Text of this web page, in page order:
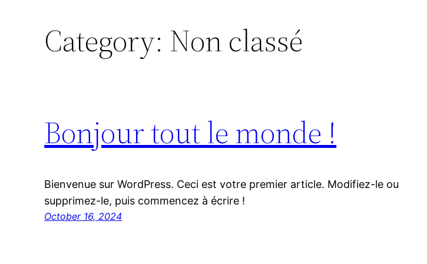
Category: Non classé
Bonjour tout le monde !
Bienvenue sur WordPress. Ceci est votre premier article. Modifiez-le ou
supprimez-le, puis commencez à écrire !
October 16, 2024